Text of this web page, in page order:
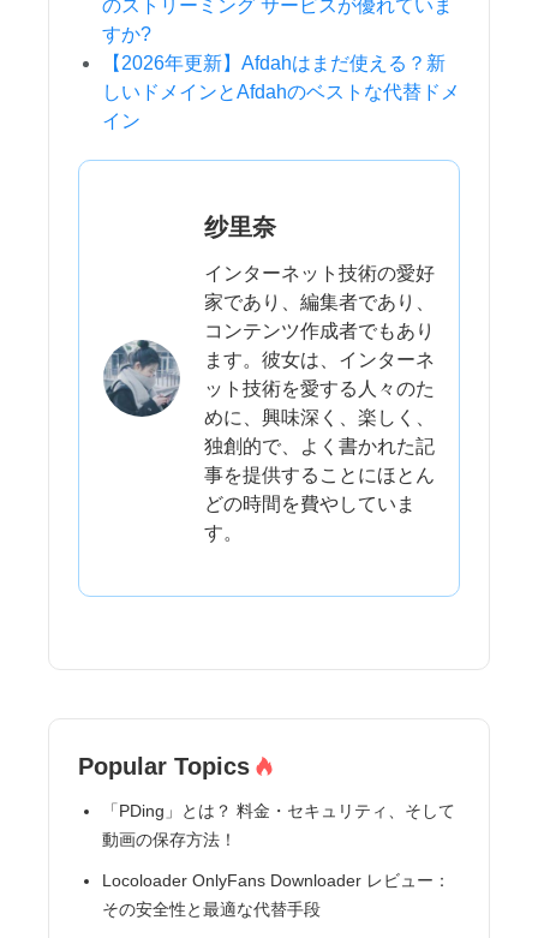
のストリーミング サービスが優れていま
すか?
【2026年更新】Afdahはまだ使える？新
しいドメインとAfdahのベストな代替ドメ
イン
纱里奈
インターネット技術の愛好
家であり、編集者であり、
コンテンツ作成者でもあり
ます。彼女は、インターネ
ット技術を愛する人々のた
めに、興味深く、楽しく、
独創的で、よく書かれた記
事を提供することにほとん
どの時間を費やしていま
す。
Popular Topics
「PDing」とは？ 料金・セキュリティ、そして
動画の保存方法！
Locoloader OnlyFans Downloader レビュー：
その安全性と最適な代替手段